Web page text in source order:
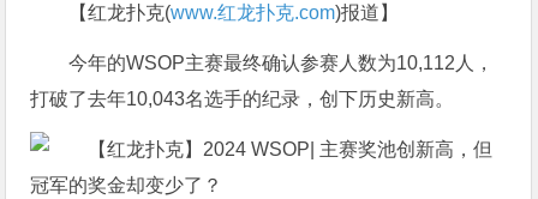
【红龙扑克(www.红龙扑克.com)报道】
今年的WSOP主赛最终确认参赛人数为10,112人，
打破了去年10,043名选手的纪录，创下历史新高。